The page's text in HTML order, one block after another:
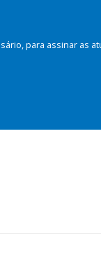
para assinar as